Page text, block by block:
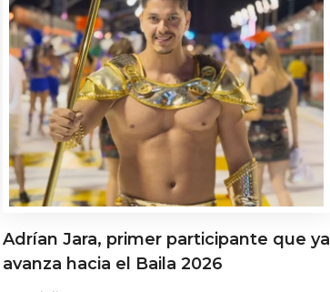
Adrían Jara, primer participante que ya
avanza hacia el Baila 2026